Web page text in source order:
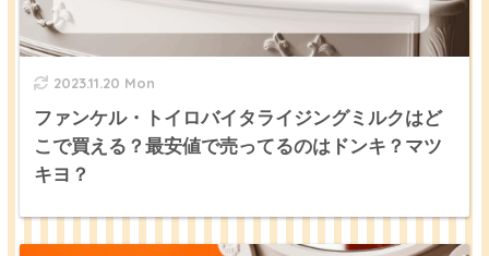
2023.11.20 Mon
ファンケル・トイロバイタライジングミルクはど
こで買える？最安値で売ってるのはドンキ？マツ
キヨ？